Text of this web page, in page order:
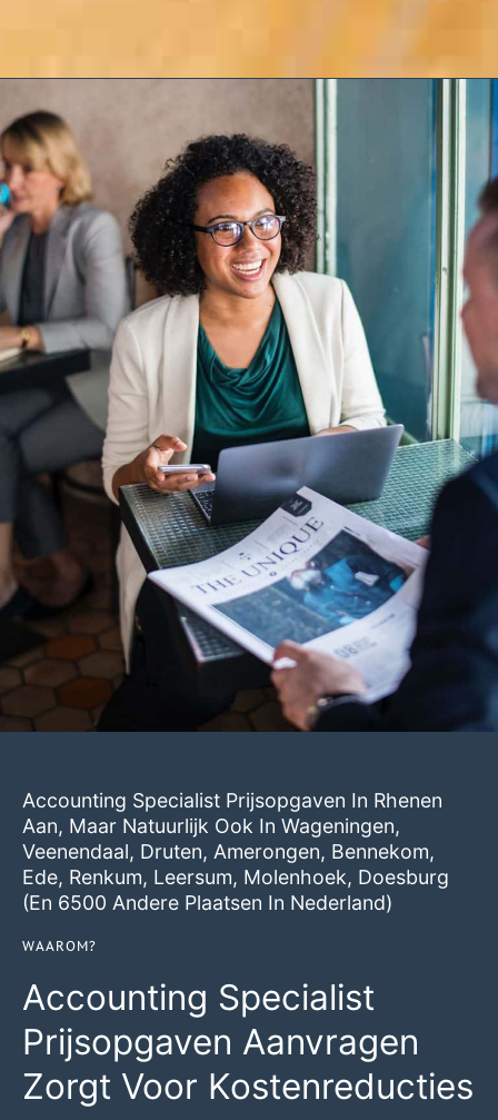
Accounting Specialist Prijsopgaven In Rhenen
Aan, Maar Natuurlijk Ook In Wageningen,
Veenendaal, Druten, Amerongen, Bennekom,
Ede, Renkum, Leersum, Molenhoek, Doesburg
(en 6500 Andere Plaatsen In Nederland)
WAAROM?
Accounting Specialist
Prijsopgaven Aanvragen
Zorgt Voor Kostenreducties